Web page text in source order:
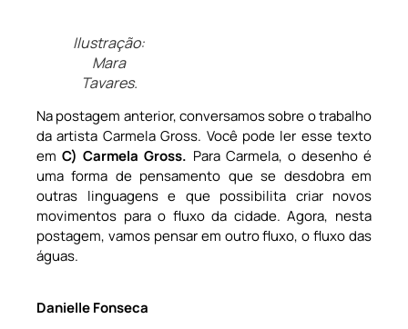
Ilustração:
Mara
Tavares.
Na postagem anterior, conversamos sobre o trabalho
da artista Carmela Gross. Você pode ler esse texto
emC) Carmela Gross. Para Carmela, o desenho é
uma forma de pensamento que se desdobra em
outras linguagens e que possibilita criar novos
movimentos para o fluxo da cidade. Agora, nesta
postagem, vamos pensar em outro fluxo, o fluxo das
águas.
Danielle Fonseca